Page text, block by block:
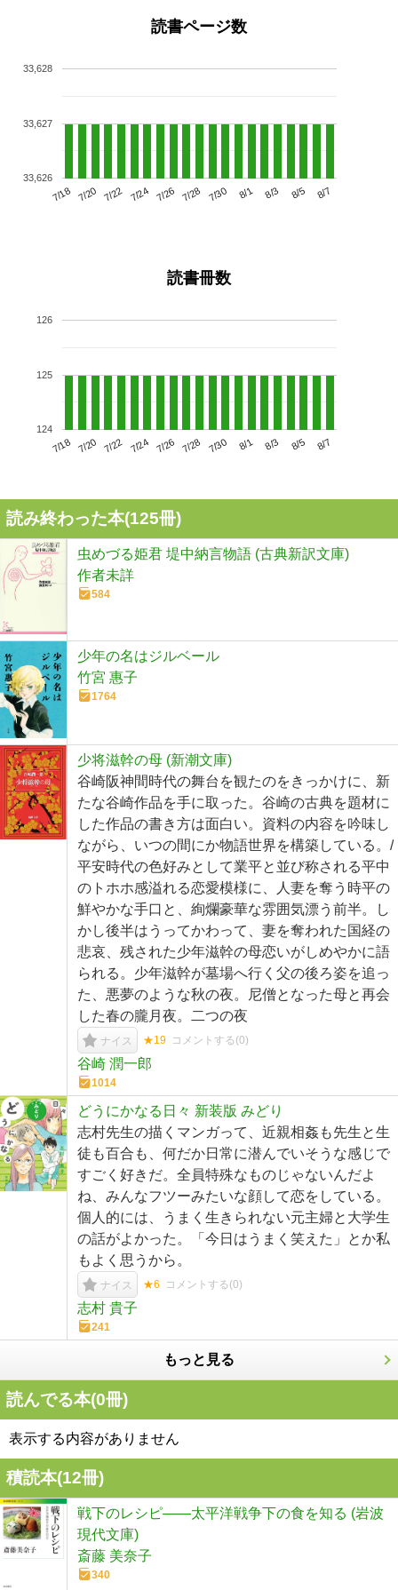
読書ページ数
7/18 7/20 7/22 7/24 7/26 7/28 7/30 8/1 8/3 8/5 8/7
33,626
33,627
33,628
読書冊数
7/18 7/20 7/22 7/24 7/26 7/28 7/30 8/1 8/3 8/5 8/7
124
125
126
読み終わった本(125冊)
虫めづる姫君 堤中納言物語 (古典新訳文庫)
作者未詳
584
少年の名はジルベール
竹宮 惠子
1764
少将滋幹の母 (新潮文庫)
谷崎阪神間時代の舞台を観たのをきっかけに、新
たな谷崎作品を手に取った。谷崎の古典を題材に
した作品の書き方は面白い。資料の内容を吟味し
ながら、いつの間にか物語世界を構築している。/
平安時代の色好みとして業平と並び称される平中
のトホホ感溢れる恋愛模様に、人妻を奪う時平の
鮮やかな手口と、絢爛豪華な雰囲気漂う前半。し
かし後半はうってかわって、妻を奪われた国経の
悲哀、残された少年滋幹の母恋いがしめやかに語
られる。少年滋幹が墓場へ行く父の後ろ姿を追っ
た、悪夢のような秋の夜。尼僧となった母と再会
した春の朧月夜。二つの夜
ナイス ★19 コメントする(0)
谷崎 潤一郎
1014
どうにかなる日々 新装版 みどり
志村先生の描くマンガって、近親相姦も先生と生
徒も百合も、何だか日常に潜んでいそうな感じで
すごく好きだ。全員特殊なものじゃないんだよ
ね、みんなフツーみたいな顔して恋をしている。
個人的には、うまく生きられない元主婦と大学生
の話がよかった。「今日はうまく笑えた」とか私
もよく思うから。
ナイス ★6 コメントする(0)
志村 貴子
241
もっと見る
読んでる本(0冊)
表示する内容がありません
積読本(12冊)
戦下のレシピ――太平洋戦争下の食を知る (岩波
現代文庫)
斎藤 美奈子
340